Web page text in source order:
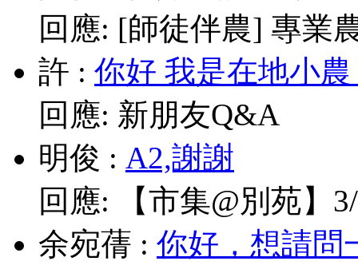
回應: [師徒伴農] 專業
許 : 你好 我是在地小
回應: 新朋友Q&A
明俊 : A2,謝謝
回應:
【市集@別苑】
余宛蒨 : 你好，想請問